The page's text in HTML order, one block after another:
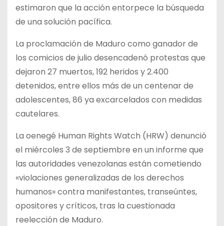
estimaron que la acción entorpece la búsqueda
de una solución pacífica.
La proclamación de Maduro como ganador de
los comicios de julio desencadenó protestas que
dejaron 27 muertos, 192 heridos y 2.400
detenidos, entre ellos más de un centenar de
adolescentes, 86 ya excarcelados con medidas
cautelares.
La oenegé Human Rights Watch (HRW) denunció
el miércoles 3 de septiembre en un informe que
las autoridades venezolanas están cometiendo
«violaciones generalizadas de los derechos
humanos» contra manifestantes, transeúntes,
opositores y críticos, tras la cuestionada
reelección de Maduro.